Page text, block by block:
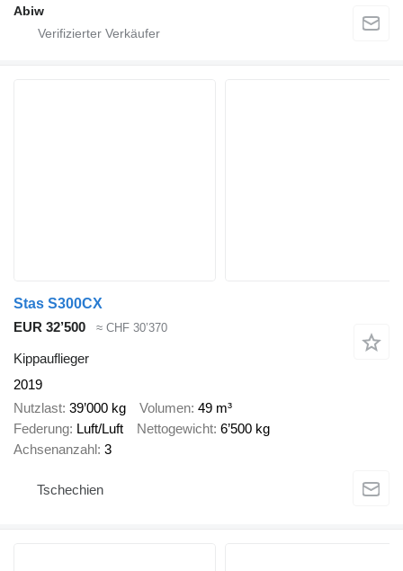
Abiw
Stas S300CX
EUR 32’500
≈ CHF 30’370
Kippauflieger
2019
Nutzlast 39’000 kg Volumen 49 m³
Federung Luft/Luft Nettogewicht 6’500 kg
Achsenanzahl 3
Tschechien